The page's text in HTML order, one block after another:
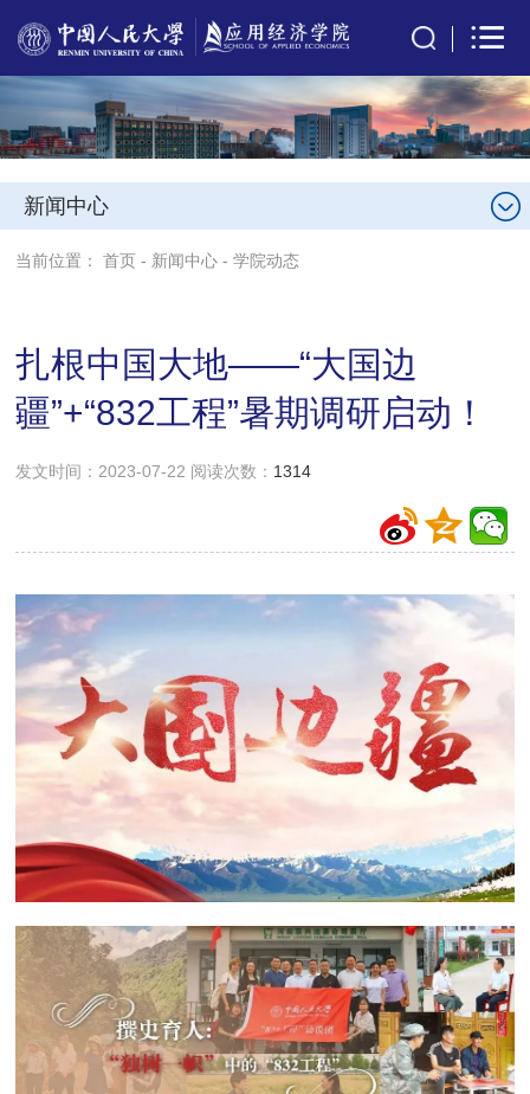
新闻中心
当前位置：首页 - 新闻中心 -学院动态
扎根中国大地——“大国边
疆”+“832工程”暑期调研启动！
发文时间：2023-07-22 阅读次数： 1314